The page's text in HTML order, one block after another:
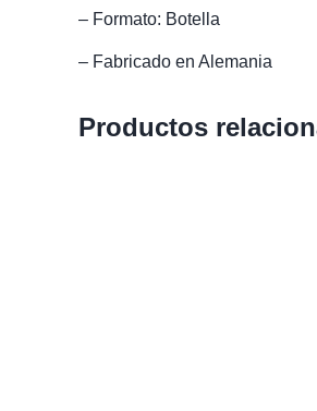
– Formato: Botella
– Fabricado en Alemania
Productos